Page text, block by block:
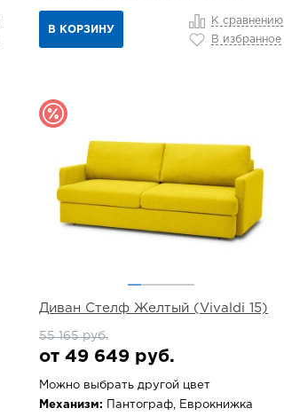
В КОРЗИНУ
К сравнению
В избранное
Диван Стелф Желтый (Vivaldi 15)
55 165 руб.
от 49 649 руб.
Можно выбрать другой цвет
Механизм: Пантограф, Еврокнижка